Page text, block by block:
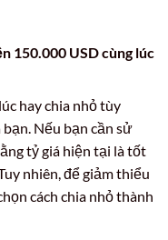
150.000 USDcùng lúc
hay chia nhỏ tùy
Nếu bạn cần sử
tỷ giá hiện tại là tốt
nhiên, để giảm thiểu
cách chia nhỏ thành